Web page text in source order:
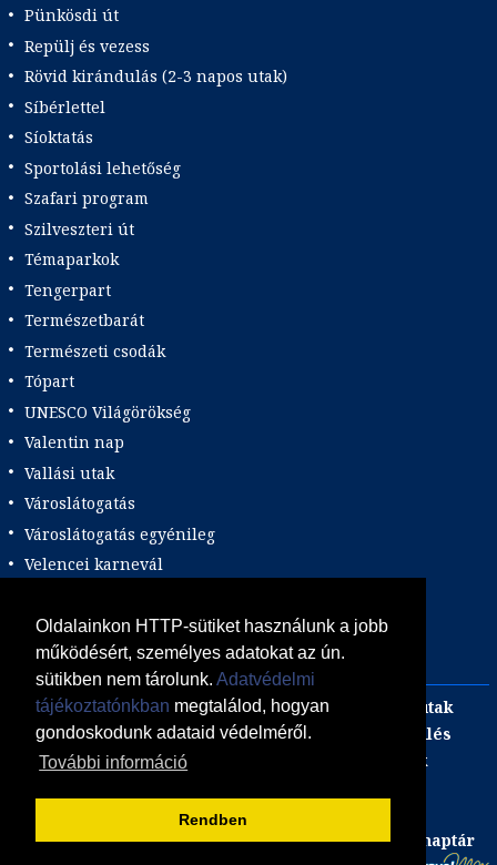
Oldalainkon HTTP-sütiket használunk a jobb
működésért, személyes adatokat az ún.
sütikben nem tárolunk. Adatvédelmi
tájékoztatónkban megtalálod, hogyan
gondoskodunk adataid védelméről.
További információ
Rendben
Pünkösdi út
Repülj és vezess
Rövid kirándulás (2-3 napos utak)
Síbérlettel
Síoktatás
Sportolási lehetőség
Szafari program
Szilveszteri út
Témaparkok
Tengerpart
Természetbarát
Természeti csodák
Tópart
UNESCO Világörökség
Valentin nap
Vallási utak
Városlátogatás
Városlátogatás egyénileg
Velencei karnevál
Wellness
Zene tematika
Adults only Incentive
Szilveszteri egzotikus utak
Adventi utak
focijegy + szállás
Kombinált üdülés
Akciós Egzotikum
Gasztro utak
Luxushotelek
Süti (cookie) tájékoztató
Együttműködő állás portálunk
Utazás, nyaralás naptár